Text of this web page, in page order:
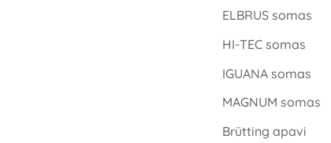
ELBRUS somas
HI-TEC somas
IGUANA somas
MAGNUM somas
Brütting apavi